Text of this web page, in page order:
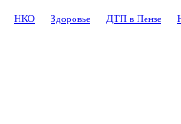
НКО Здоровье ДТП в Пензе